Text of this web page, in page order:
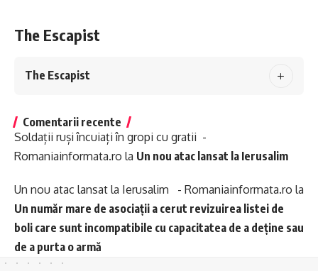
The Escapist
The Escapist
Comentarii recente
Soldații ruși încuiați în gropi cu gratii -
Romaniainformata.ro la Un nou atac lansat la Ierusalim
Un nou atac lansat la Ierusalim - Romaniainformata.ro la
Un număr mare de asociații a cerut revizuirea listei de
boli care sunt incompatibile cu capacitatea de a deține sau
de a purta o armă